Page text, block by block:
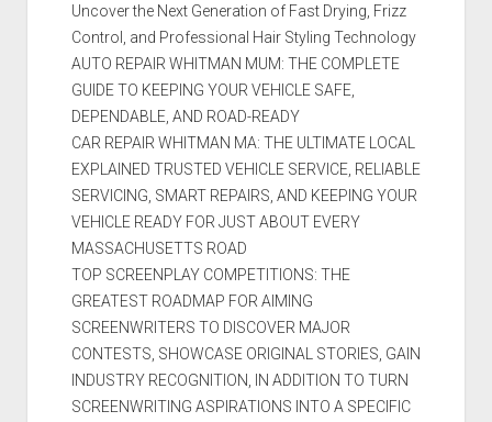
Uncover the Next Generation of Fast Drying, Frizz
Control, and Professional Hair Styling Technology
AUTO REPAIR WHITMAN MUM: THE COMPLETE
GUIDE TO KEEPING YOUR VEHICLE SAFE,
DEPENDABLE, AND ROAD-READY
CAR REPAIR WHITMAN MA: THE ULTIMATE LOCAL
EXPLAINED TRUSTED VEHICLE SERVICE, RELIABLE
SERVICING, SMART REPAIRS, AND KEEPING YOUR
VEHICLE READY FOR JUST ABOUT EVERY
MASSACHUSETTS ROAD
TOP SCREENPLAY COMPETITIONS: THE
GREATEST ROADMAP FOR AIMING
SCREENWRITERS TO DISCOVER MAJOR
CONTESTS, SHOWCASE ORIGINAL STORIES, GAIN
INDUSTRY RECOGNITION, IN ADDITION TO TURN
SCREENWRITING ASPIRATIONS INTO A SPECIFIC